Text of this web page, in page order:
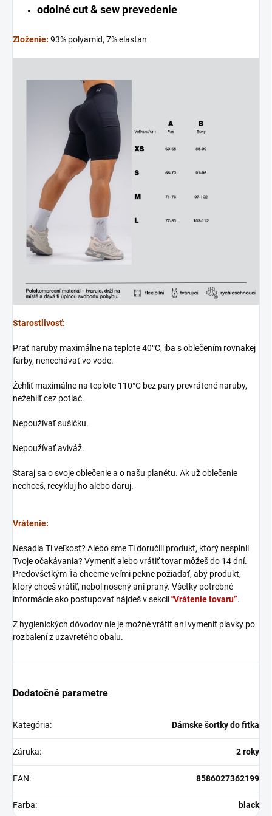
odolné cut & sew prevedenie
Zloženie: 93% polyamid, 7% elastan
Starostlivosť:
Prať naruby maximálne na teplote 40°C, iba s oblečením rovnakej
farby, nenechávať vo vode.
Žehliť maximálne na teplote 110°C bez pary prevrátené naruby,
nežehliť cez potlač.
Nepoužívať sušičku.
Nepoužívať aviváž.
Staraj sa o svoje oblečenie a o našu planétu. Ak už oblečenie
nechceš, recykluj ho alebo daruj.
Vrátenie:
Nesadla Ti veľkosť? Alebo sme Ti doručili produkt, ktorý nesplnil
Tvoje očakávania? Vymeniť alebo vrátiť tovar môžeš do 14 dní.
Predovšetkým Ťa chceme veľmi pekne požiadať, aby produkt,
ktorý chceš vrátiť, nebol nosený ani praný. Všetky potrebné
informácie ako postupovať nájdeš v sekcii"Vrátenie tovaru”.
Z hygienických dôvodov nie je možné vrátiť ani vymeniť plavky po
rozbalení z uzavretého obalu.
Dodatočné parametre
Kategória: Dámske šortky do fitka
Záruka: 2 roky
EAN: 8586027362199
Farba: black